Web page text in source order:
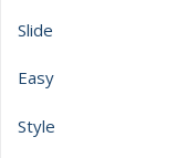
Slide
Easy
Style